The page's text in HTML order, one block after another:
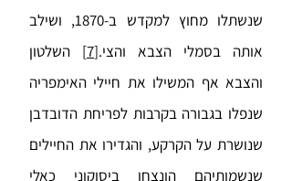
שנשתלו מחוץ למקדש ב-1870, ושילב
אותה בסמלי הצבא והצי.[7]
השלטון
והצבא אף המשילו את חיילי האימפריה
שנפלו בגבורה בקרבות לפריחת הדובדבן
שנושרת על הקרקע, והגדירו את החיילים
שנשמותיהם הונצחו ביסוקוני כאלי